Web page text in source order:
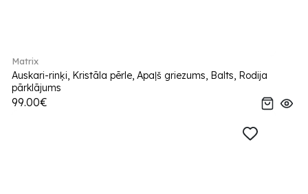
Matrix
Auskari-rinķi, Kristāla pērle, Apaļš griezums, Balts, Rodija
pārklājums
99.00€